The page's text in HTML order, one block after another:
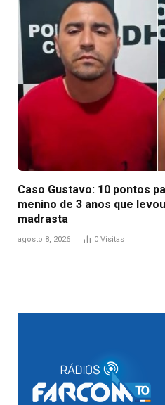
Caso Gustavo: 10 pontos
menino de 3 anos que
madrasta
agosto 8, 2026 0 Visitas